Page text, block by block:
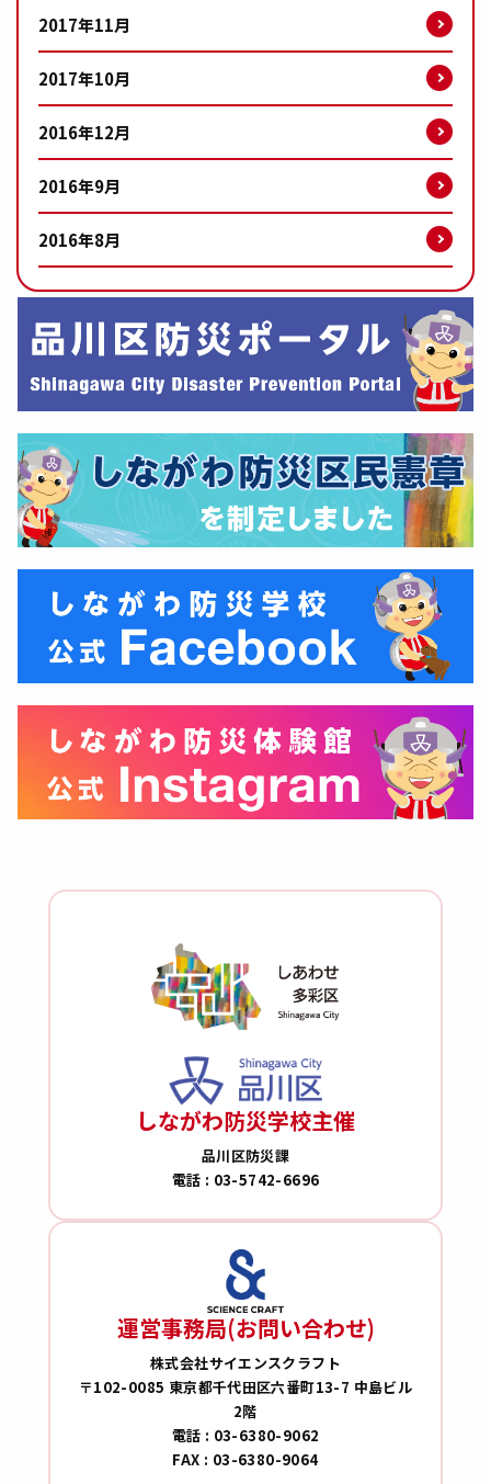
2017年11月
2017年10月
2016年12月
2016年9月
2016年8月
しながわ防災学校主催
品川区防災課
電話 : 03-5742-6696
運営事務局(お問い合わせ)
株式会社サイエンスクラフト
〒102-0085 東京都千代田区六番町13-7 中島ビル
2階
電話 : 03-6380-9062
FAX : 03-6380-9064